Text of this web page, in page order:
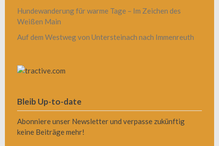
Hundewanderung für warme Tage – Im Zeichen des
Weißen Main
Auf dem Westweg von Untersteinach nach Immenreuth
Bleib Up-to-date
Abonniere unser Newsletter und verpasse zukünftig
keine Beiträge mehr!